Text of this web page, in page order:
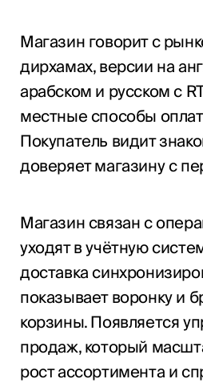
Магазин говорит с
дирхамах, версии на
арабском и русском с
местные способы
Покупатель видит
доверяет магазину с
Магазин связан с
уходят в учётную
доставка
показывает воронку и
корзины. Появляется
продаж, который
рост ассортимента и